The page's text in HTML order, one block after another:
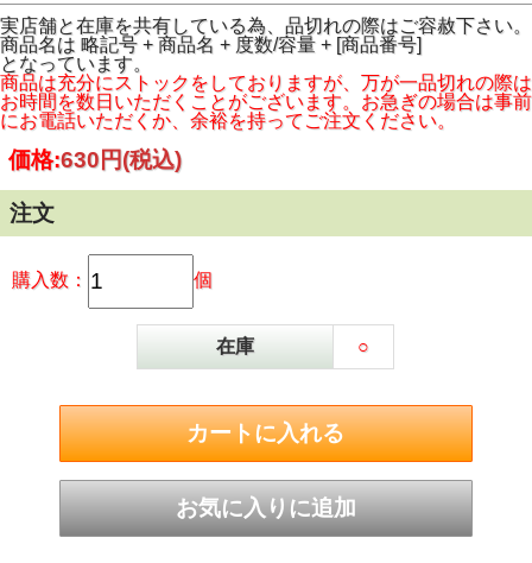
実店舗と在庫を共有している為、品切れの際はご容赦下さい。
商品名は 略記号 + 商品名 + 度数/容量 + [商品番号]
となっています。
商品は充分にストックをしておりますが、万が一品切れの際は
お時間を数日いただくことがございます。お急ぎの場合は事前
にお電話いただくか、余裕を持ってご注文ください。
価格:630円(税込)
注文
購入数： 個
在庫 ○